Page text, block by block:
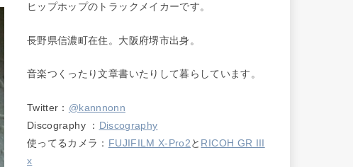
ヒップホップのトラックメイカーです。
長野県信濃町在住。大阪府堺市出身。
音楽つくったり文章書いたりして暮らしています。
Twitter： @kannnonn
Discography ： Discography
使ってるカメラ： FUJIFILM X-Pro2と RICOH GR III
x